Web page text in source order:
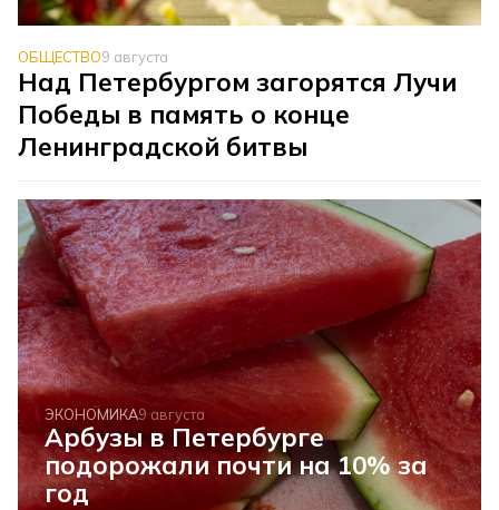
ОБЩЕСТВО9 августа
Над Петербургом загорятся Лучи
Победы в память о конце
Ленинградской битвы
ЭКОНОМИКА9 августа
Арбузы в Петербурге
подорожали почти на 10% за
год